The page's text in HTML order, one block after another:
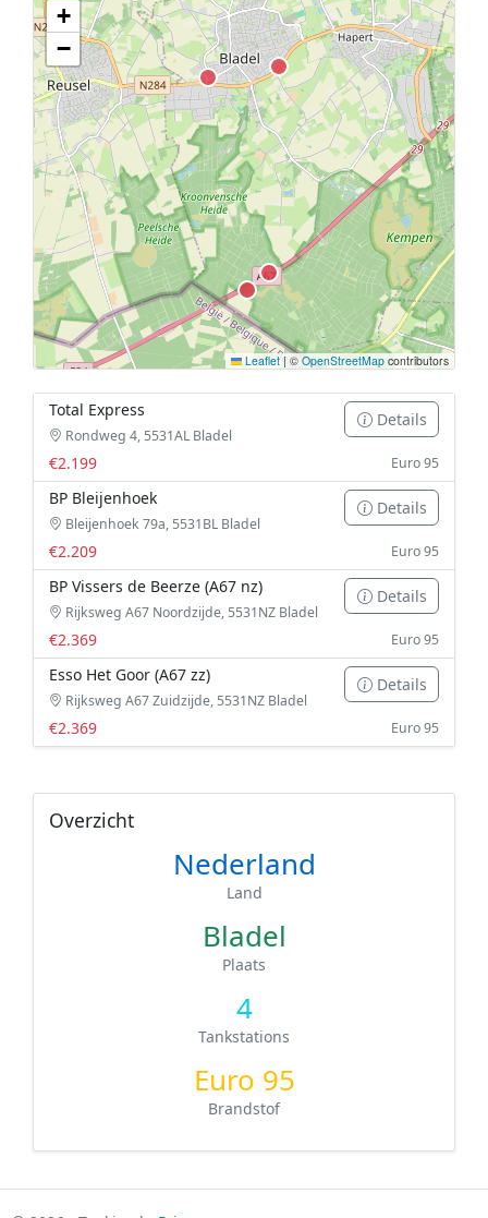
Geen tankstations met locatiegegevens gevonden.
De kaart kan niet worden weergegeven zonder GPS coördinaten.
+
−
Leaflet |© OpenStreetMap contributors
Total Express
Rondweg 4, 5531AL Bladel
Details
€2.199 Euro 95
BP Bleijenhoek
Bleijenhoek 79a, 5531BL Bladel
Details
€2.209 Euro 95
BP Vissers de Beerze (A67 nz)
Rijksweg A67 Noordzijde, 5531NZ Bladel
Details
€2.369 Euro 95
Esso Het Goor (A67 zz)
Rijksweg A67 Zuidzijde, 5531NZ Bladel
Details
€2.369 Euro 95
Overzicht
Nederland
Land
Bladel
Plaats
4
Tankstations
Euro 95
Brandstof